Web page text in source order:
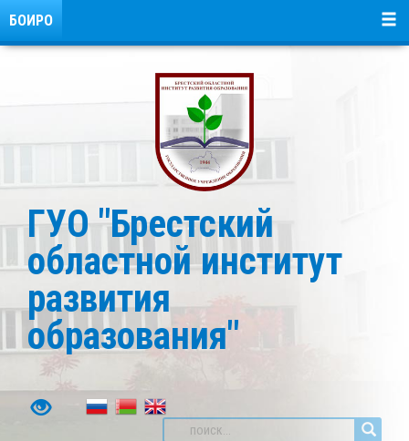
ГУО "Брестский
областной институт
развития
образования"
БОИРО